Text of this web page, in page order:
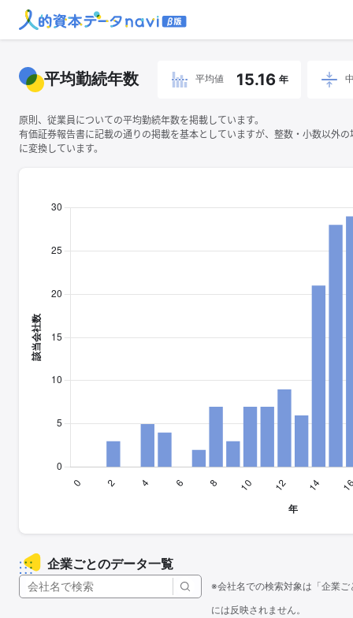
平均勤続年数 平均値 15.16 年
原則、従業員についての平均勤続年数を掲載しています。
有価証券報告書に記載の通りの掲載を基本としていますが、整数・小数以外
に変換しています。
企業ごとのデータ一覧
※会社名での検索対象は「企業
には反映されません。